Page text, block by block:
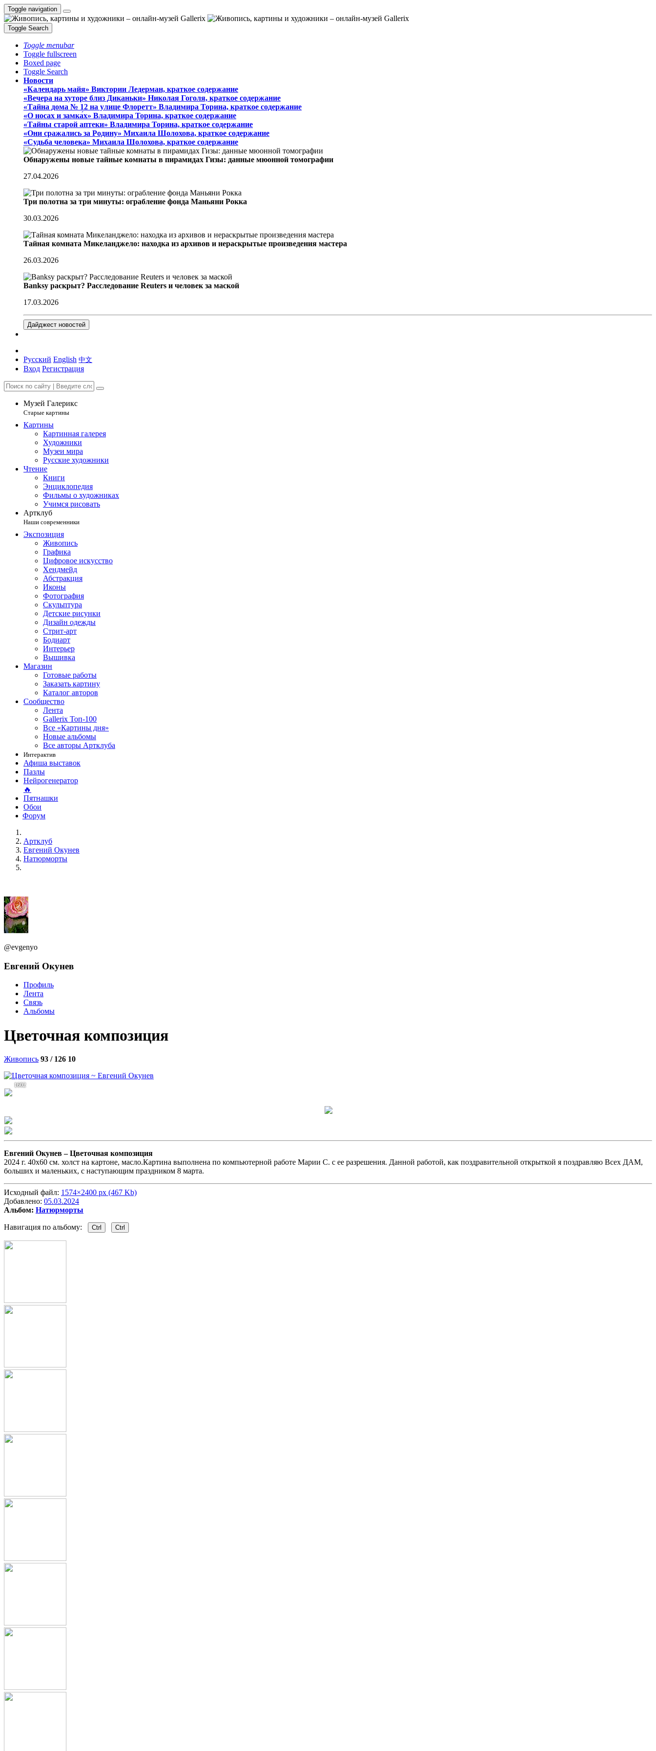
Toggle navigation
Toggle Search
Toggle menubar
Toggle fullscreen
Boxed page
Toggle Search
Новости
«Календарь майя» Виктории Ледерман, краткое содержание
«Вечера на хуторе близ Диканьки» Николая Гоголя, краткое содержание
«Тайна дома № 12 на улице Флоретт» Владимира Торина, краткое содержание
«О носах и замка́х» Владимира Торина, краткое содержание
«Тайны старой аптеки» Владимира Торина, краткое содержание
«Они сражались за Родину» Михаила Шолохова, краткое содержание
«Судьба человека» Михаила Шолохова, краткое содержание
Обнаружены новые тайные комнаты в пирамидах Гизы: данные мюонной томографии
27.04.2026
Три полотна за три минуты: ограбление фонда Маньяни Рокка
30.03.2026
Тайная комната Микеланджело: находка из архивов и нераскрытые произведения мастера
26.03.2026
Banksy раскрыт? Расследование Reuters и человек за маской
17.03.2026
Дайджест новостей
Русский English 中文
Вход Регистрация
Музей Галерикс
Старые картины
Картины
Картинная галерея
Художники
Музеи мира
Русские художники
Чтение
Книги
Энциклопедия
Фильмы о художниках
Учимся рисовать
Артклуб
Наши современники
Экспозиция
Живопись
Графика
Цифровое искусство
Хендмейд
Абстракция
Иконы
Фотография
Скульптура
Детские рисунки
Дизайн одежды
Стрит-арт
Бодиарт
Интерьер
Вышивка
Магазин
Готовые работы
Заказать картину
Каталог авторов
Сообщество
Лента
Gallerix Топ-100
Все «Картины дня»
Новые альбомы
Все авторы Артклуба
Интерактив
Афиша выставок
Пазлы
Нейрогенератор
🔥
Пятнашки
Обои
Форум
Артклуб
Евгений Окунев
Натюрморты
@evgenyo
Евгений Окунев
Профиль
Лента
Связь
Альбомы
Цветочная композиция
Живопись 93 / 126 10
1602
Евгений Окунев –Цветочная композиция
2024 г. 40х60 см. холст на картоне, масло.Картина выполнена по компьютерной работе Марии С. с ее разрешения. Данной работой, как поздравительной открыткой я поздравляю Всех ДАМ,
больших и маленьких, с наступающим праздником 8 марта.
Исходный файл: 1574×2400 px (467 Kb)
Добавлено: 05.03.2024
Альбом: Натюрморты
Навигация по альбому: Ctrl Ctrl